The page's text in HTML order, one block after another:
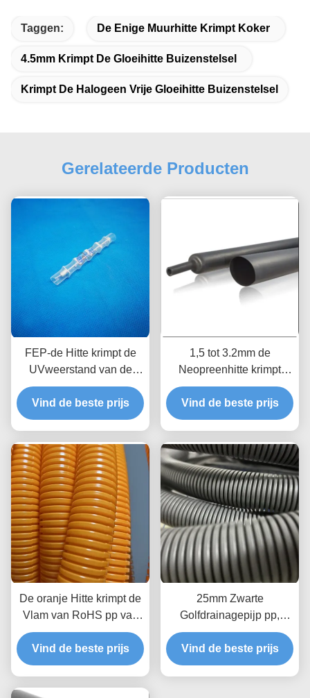
Taggen: De Enige Muurhitte Krimpt Koker
4.5mm Krimpt De Gloeihitte Buizenstelsel
Krimpt De Halogeen Vrije Gloeihitte Buizenstelsel
Gerelateerde Producten
FEP-de Hitte krimpt de
UVweerstand van de
Isolatiebuis 200C 125mm
Omslag
Vind de beste prijs
1,5 tot 3.2mm de
Neopreenhitte krimpt
Buizenstelsel Enige Muur
Vind de beste prijs
De oranje Hitte krimpt de
Vlam van RoHS pp van
de Isolatiebuis - de
vertragershitte krimpt
Buizenstelsel
Vind de beste prijs
25mm Zwarte
Golfdrainagepijp pp,
32mm Zwarte Flexibele
Rioolbuis
Vind de beste prijs